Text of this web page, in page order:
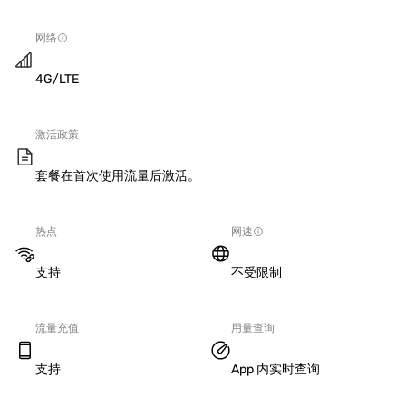
网络
4G/LTE
激活政策
套餐在首次使用流量后激活。
热点
支持
网速
不受限制
流量充值
支持
用量查询
App 内实时查询